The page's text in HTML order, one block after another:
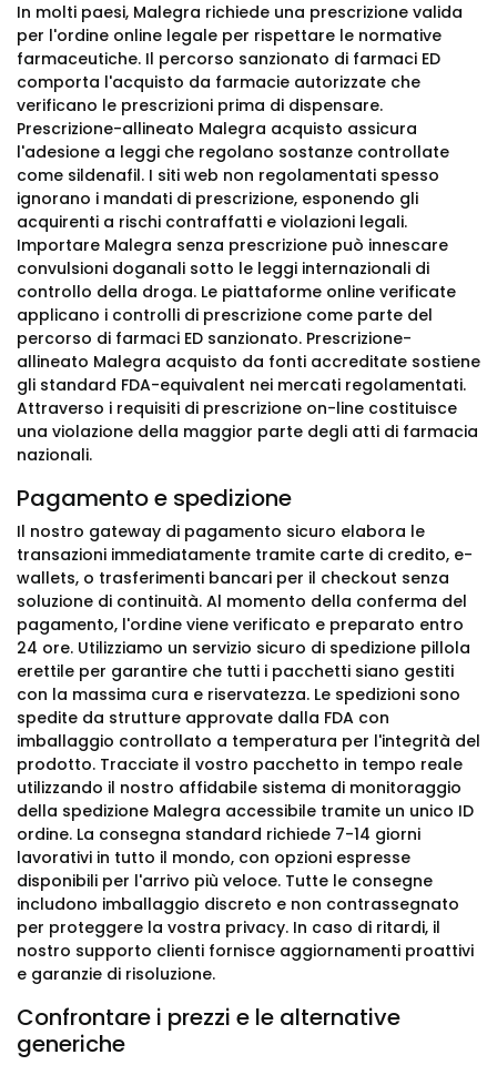
In molti paesi, Malegra richiede una prescrizione valida
per l'ordine online legale per rispettare le normative
farmaceutiche. Il percorso sanzionato di farmaci ED
comporta l'acquisto da farmacie autorizzate che
verificano le prescrizioni prima di dispensare.
Prescrizione-allineato Malegra acquisto assicura
l'adesione a leggi che regolano sostanze controllate
come sildenafil. I siti web non regolamentati spesso
ignorano i mandati di prescrizione, esponendo gli
acquirenti a rischi contraffatti e violazioni legali.
Importare Malegra senza prescrizione può innescare
convulsioni doganali sotto le leggi internazionali di
controllo della droga. Le piattaforme online verificate
applicano i controlli di prescrizione come parte del
percorso di farmaci ED sanzionato. Prescrizione-
allineato Malegra acquisto da fonti accreditate sostiene
gli standard FDA-equivalent nei mercati regolamentati.
Attraverso i requisiti di prescrizione on-line costituisce
una violazione della maggior parte degli atti di farmacia
nazionali.
Pagamento e spedizione
Il nostro gateway di pagamento sicuro elabora le
transazioni immediatamente tramite carte di credito, e-
wallets, o trasferimenti bancari per il checkout senza
soluzione di continuità. Al momento della conferma del
pagamento, l'ordine viene verificato e preparato entro
24 ore. Utilizziamo un servizio sicuro di spedizione pillola
erettile per garantire che tutti i pacchetti siano gestiti
con la massima cura e riservatezza. Le spedizioni sono
spedite da strutture approvate dalla FDA con
imballaggio controllato a temperatura per l'integrità del
prodotto. Tracciate il vostro pacchetto in tempo reale
utilizzando il nostro affidabile sistema di monitoraggio
della spedizione Malegra accessibile tramite un unico ID
ordine. La consegna standard richiede 7-14 giorni
lavorativi in tutto il mondo, con opzioni espresse
disponibili per l'arrivo più veloce. Tutte le consegne
includono imballaggio discreto e non contrassegnato
per proteggere la vostra privacy. In caso di ritardi, il
nostro supporto clienti fornisce aggiornamenti proattivi
e garanzie di risoluzione.
Confrontare i prezzi e le alternative
generiche